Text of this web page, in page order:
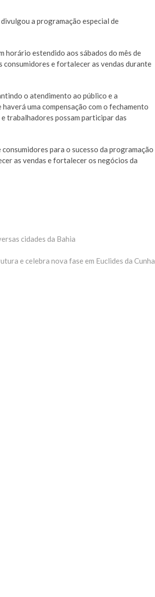
a programação especial de
horário estendido aos sábados do mês de
consumidores e fortalecer as vendas durante
o atendimento ao público e a
uma compensação com o fechamento
trabalhadores possam participar das
para o sucesso da programação
as vendas e fortalecer os negócios da
cidades da Bahia
e celebra nova fase em Euclides da Cunha